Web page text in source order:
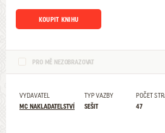
KOUPIT KNIHU
PRO MĚ NEZOBRAZOVAT
VYDAVATEL
MC NAKLADATELSTVÍ
TYP VAZBY
SEŠIT
POČET
47